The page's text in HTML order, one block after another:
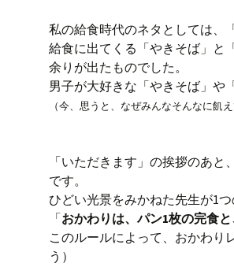
私の給食時代のネタとしては、
給食に出てくる「やきそば」と
余りが出たものでした。
男子が大好きな「やきそば」や
（今、思うと、なぜみんなそんなに飢
「いただきます」の挨拶のあ
です。
ひどい光景をみかねた先生が1つ
「おかわりは、パン1枚の完食
このルールによって、おかわり
う）